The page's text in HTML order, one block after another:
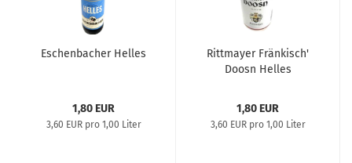
Eschenbacher Helles
1,80 EUR
3,60 EUR pro 1,00 Liter
Rittmayer Fränkisch'
Doosn Helles
1,80 EUR
3,60 EUR pro 1,00 Liter